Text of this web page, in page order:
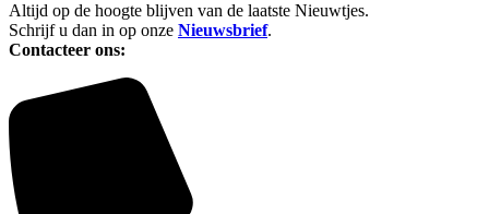
Altijd op de hoogte blijven van de laatste Nieuwtjes.
Schrijf u dan in op onze Nieuwsbrief.
Contacteer ons: